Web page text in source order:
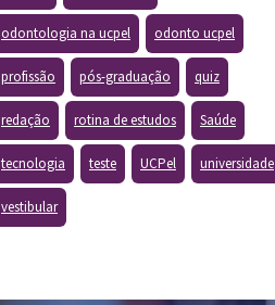
odontologia na ucpel odonto ucpel
profissão pós-graduação quiz
redação rotina de estudos Saúde
tecnologia teste UCPel universidade
vestibular